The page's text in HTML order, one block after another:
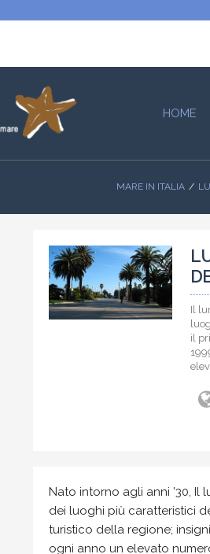
HOME
MARE IN ITALIA
Il
il
Nato intorno agli anni ’30,
dei luoghi più caratteristici
turistico della regione;
ogni anno un elevato